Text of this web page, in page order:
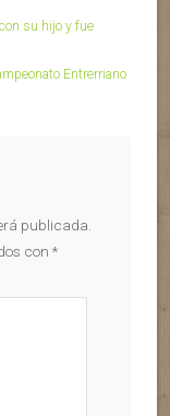
su hijo y fue
Entrerriano
publicada.
con *